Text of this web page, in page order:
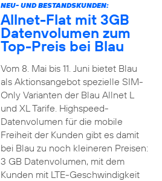
NEU- UND BESTANDSKUNDEN:
Allnet-Flat mit 3GB
Datenvolumen zum
Top-Preis bei Blau
Vom 8. Mai bis 11. Juni bietet Blau
als Aktionsangebot spezielle SIM-
Only Varianten der Blau Allnet L
und XL Tarife. Highspeed-
Datenvolumen für die mobile
Freiheit der Kunden gibt es damit
bei Blau zu noch kleineren Preisen:
3 GB Datenvolumen, mit dem
Kunden mit LTE-Geschwindigkeit